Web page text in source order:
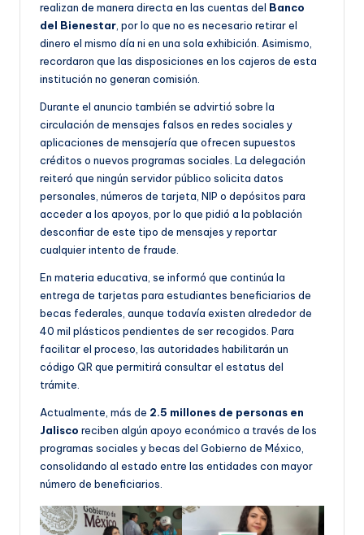
realizan de manera directa en las cuentas del Banco
del Bienestar , por lo que no es necesario retirar el
dinero el mismo día ni en una sola exhibición. Asimismo,
recordaron que las disposiciones en los cajeros de esta
institución no generan comisión.
Durante el anuncio también se advirtió sobre la
circulación de mensajes falsos en redes sociales y
aplicaciones de mensajería que ofrecen supuestos
créditos o nuevos programas sociales. La delegación
reiteró que ningún servidor público solicita datos
personales, números de tarjeta, NIP o depósitos para
acceder a los apoyos, por lo que pidió a la población
desconfiar de este tipo de mensajes y reportar
cualquier intento de fraude.
En materia educativa, se informó que continúa la
entrega de tarjetas para estudiantes beneficiarios de
becas federales, aunque todavía existen alrededor de
40 mil plásticos pendientes de ser recogidos. Para
facilitar el proceso, las autoridades habilitarán un
código QR que permitirá consultar el estatus del
trámite.
Actualmente, más de 2.5 millones de personas en
Jalisco reciben algún apoyo económico a través de los
programas sociales y becas del Gobierno de México,
consolidando al estado entre las entidades con mayor
número de beneficiarios.